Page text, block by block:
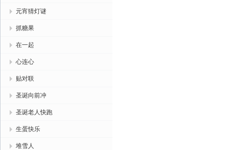
元宵猜灯谜
抓糖果
在一起
心连心
贴对联
圣诞向前冲
圣诞老人快跑
生蛋快乐
堆雪人